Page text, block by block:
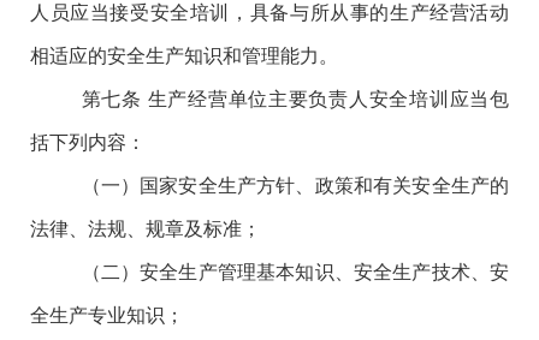
人员应当接受安全培训，具备与所从事的生产经营活动
相适应的安全生产知识和管理能力。
第七条 生产经营单位主要负责人安全培训应当包
括下列内容：
（一）国家安全生产方针、政策和有关安全生产的
法律、法规、规章及标准；
（二）安全生产管理基本知识、安全生产技术、安
全生产专业知识；